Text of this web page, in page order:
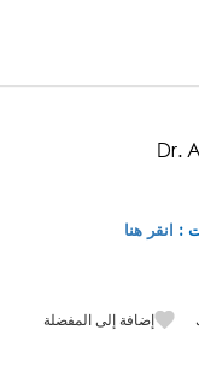
Dr.
: انقر هنا
إضافة إلى المفضلة